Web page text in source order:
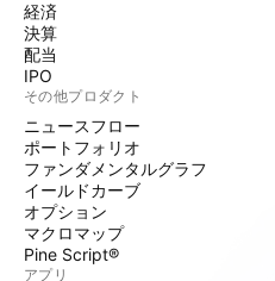
経済
決算
配当
IPO
その他プロダクト
ニュースフロー
ポートフォリオ
ファンダメンタルグラフ
イールドカーブ
オプション
マクロマップ
Pine Script®
アプリ